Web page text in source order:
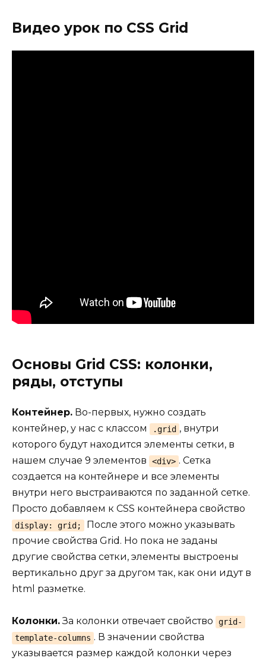
Видео урок по CSS Grid
Основы Grid CSS: колонки,
ряды, отступы
Контейнер. Во-первых, нужно создать
контейнер, у нас с классом
.grid , внутри
которого будут находится элементы сетки, в
нашем случае 9 элементов
<div> . Сетка
создается на контейнере и все элементы
внутри него выстраиваются по заданной сетке.
Просто добавляем к CSS контейнера свойство
display: grid;
После этого можно указывать
прочие свойства Grid. Но пока не заданы
другие свойства сетки, элементы выстроены
вертикально друг за другом так, как они идут в
html разметке.
Колонки.За колонки отвечает свойство
grid-
template-columns . В значении свойства
указывается размер каждой колонки через